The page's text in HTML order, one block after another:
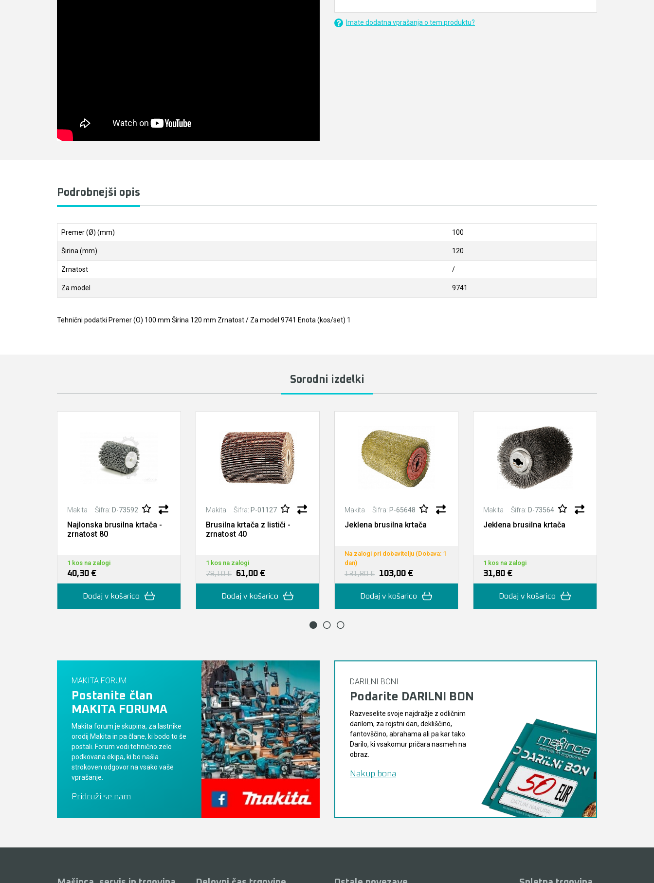
Imate dodatna vprašanja o tem produktu?
Podrobnejši opis
Premer (Ø) (mm) 100
Širina (mm) 120
Zrnatost /
Za model 9741
Tehnični podatki Premer (O) 100 mm Širina 120 mm Zrnatost / Za model 9741 Enota (kos/set) 1
Sorodni izdelki
Makita Šifra: D-73592
Najlonska brusilna krtača -
zrnatost 80
1 kos na zalogi
40,30 €
Dodaj v košarico
Makita Šifra: P-01127
Brusilna krtača z lističi -
zrnatost 40
1 kos na zalogi
78,10 € 61,00 €
Dodaj v košarico
Makita Šifra: P-65648
Jeklena brusilna krtača
Na zalogi pri dobavitelju (Dobava: 1
dan)
131,80 € 103,00 €
Dodaj v košarico
Makita Šifra: D-73564
Jeklena brusilna krtača
1 kos na zalogi
31,80 €
Dodaj v košarico
MAKITA FORUM
Postanite član
MAKITA FORUMA
Makita forum je skupina, za lastnike
orodij Makita in pa člane, ki bodo to še
postali. Forum vodi tehnično zelo
podkovana ekipa, ki bo našla
strokoven odgovor na vsako vaše
vprašanje.
Pridruži se nam
DARILNI BONI
Podarite DARILNI BON
Razveselite svoje najdražje z odličnim
darilom, za rojstni dan, dekliščino,
fantovščino, abrahama ali pa kar tako.
Darilo, ki vsakomur pričara nasmeh na
obraz.
Nakup bona